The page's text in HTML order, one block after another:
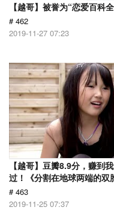
【越哥】被誉为“恋爱百科
# 462
2019-11-27 07:23
【越哥】豆瓣8.9分，赚到
过！《分割在地球两端的双
# 463
2019-11-25 07:37